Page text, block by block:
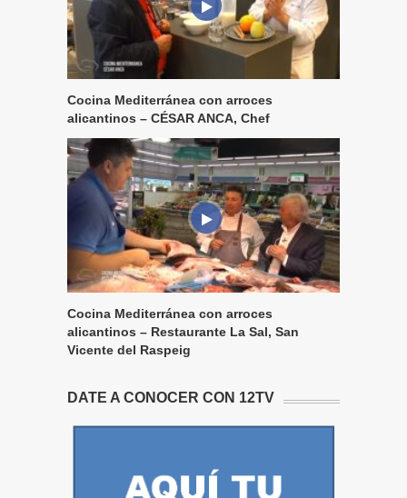
Cocina Mediterránea con arroces
alicantinos – CÉSAR ANCA, Chef
Cocina Mediterránea con arroces
alicantinos – Restaurante La Sal, San
Vicente del Raspeig
DATE A CONOCER CON 12TV